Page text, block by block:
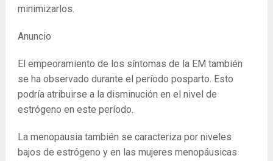
minimizarlos.
Anuncio
El empeoramiento de los síntomas de la EM también
se ha observado durante el período posparto. Esto
podría atribuirse a la disminución en el nivel de
estrógeno en este período.
La menopausia también se caracteriza por niveles
bajos de estrógeno y en las mujeres menopáusicas